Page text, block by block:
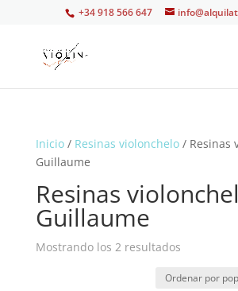
+34 918 566 647
Inicio/ Resinas violonchelo/ Resinas
Guillaume
Resinas
Guillaume
Mostrando los 2 resultadosOrdenado